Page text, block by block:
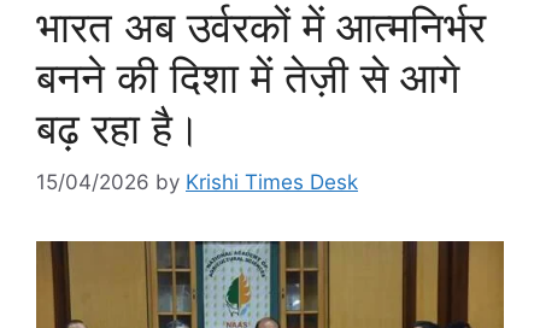
भारत अब उर्वरकों में आत्मनिर्भर
बनने की दिशा में तेज़ी से आगे
बढ़ रहा है।
15/04/2026 by Krishi Times Desk